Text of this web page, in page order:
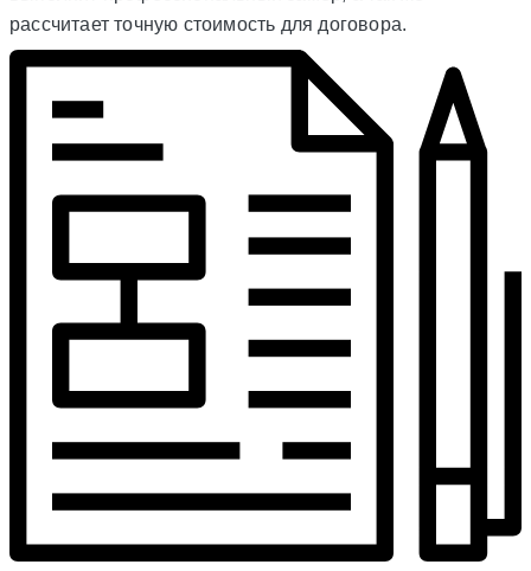
рассчитает точную стоимость для договора.